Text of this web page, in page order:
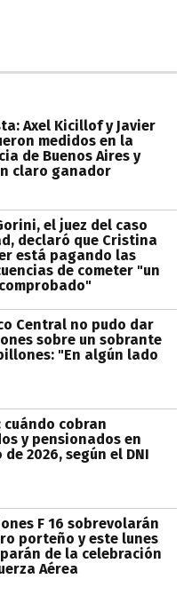
Axel Kicillof y Javier
medidos en la
de Buenos Aires y
claro ganador
el juez del caso
declaró que Cristina
está pagando las
de cometer "un
Central no pudo dar
sobre un sobrante
"En algún lado
cuándo cobran
y pensionados en
2026, según el DNI
F 16 sobrevolarán
porteño y este lunes
de la celebración
Aérea